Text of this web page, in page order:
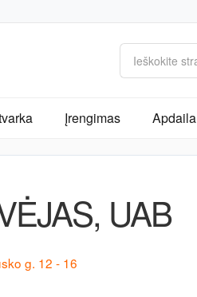
Įrengimas Apdaila
UAB
g. 12 - 16